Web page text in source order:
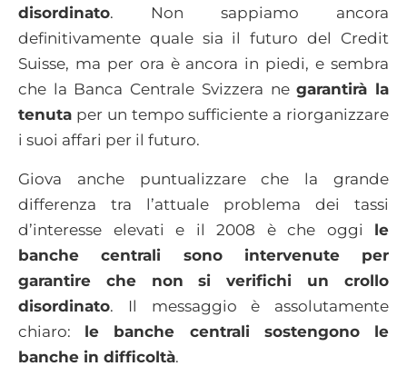
disordinato. Non sappiamo ancora
definitivamente quale sia il futuro del Credit
Suisse, ma per ora è ancora in piedi, e sembra
che la Banca Centrale Svizzera negarantirà la
tenuta per un tempo sufficiente a riorganizzare
i suoi affari per il futuro.
Giova anche puntualizzare che la grande
differenza tra l’attuale problema dei tassi
d’interesse elevati e il 2008 è che oggi le
banche centrali sono intervenute per
garantire che non si verifichi un crollo
disordinato. Il messaggio è assolutamente
chiaro: le banche centrali sostengono le
banche in difficoltà.